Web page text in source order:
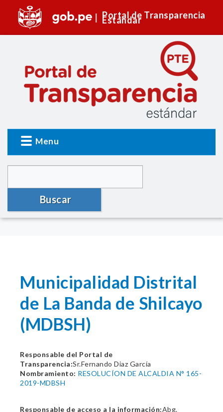
Portal de Transparencia
Estándar
Menu
Buscar
Municipalidad Distrital
de La Banda de Shilcayo
(MDBSH)
Responsable del Portal de
Transparencia:Sr.Fernando Diaz García
Nombramiento: RESOLUCÍON DE ALCALDIA N° 165-
2019-MDBSH
Responsable de acceso a la información:Abg.